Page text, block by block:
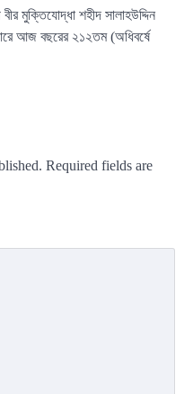
মুক্তিযোদ্ধা শহীদ সালাহউদ্দিন
আজ বছরের ২১২তম (অধিবর্ষে
Required fields are